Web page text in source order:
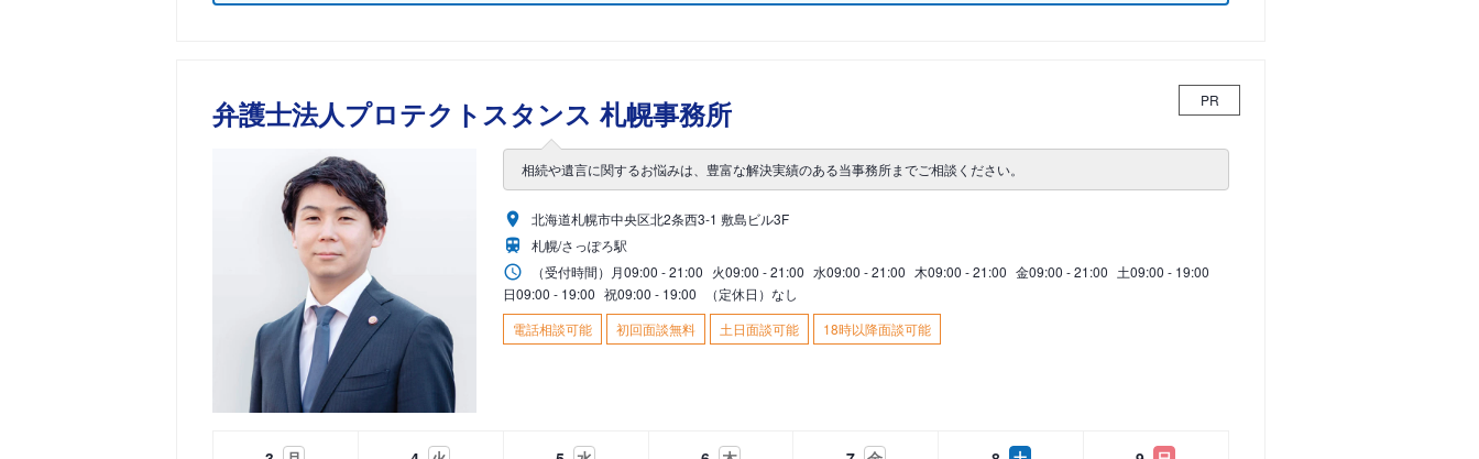
弁護士法人プロテクトスタンス 札幌事務所 PR
相続や遺言に関するお悩みは、豊富な解決実績のある当事務所までご相談ください。
北海道札幌市中央区北2条西3-1 敷島ビル3F
札幌/さっぽろ駅
（受付時間） 月09:00 - 21:00 火09:00 - 21:00 水09:00 - 21:00 木09:00 - 21:00 金09:00 - 21:00 土09:00 - 19:00
日09:00 - 19:00 祝09:00 - 19:00
（定休日）なし
電話相談可能
初回面談無料 土日面談可能 18時以降面談可能